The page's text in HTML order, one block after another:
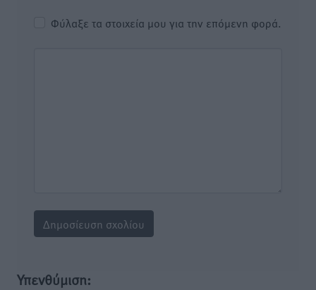
Φύλαξε τα στοιχεία μου για την επόμενη φορά.
Υπενθύμιση: